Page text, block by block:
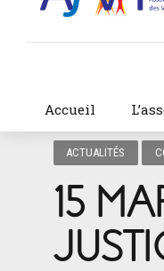
Accueil
ACTUALITÉS
15